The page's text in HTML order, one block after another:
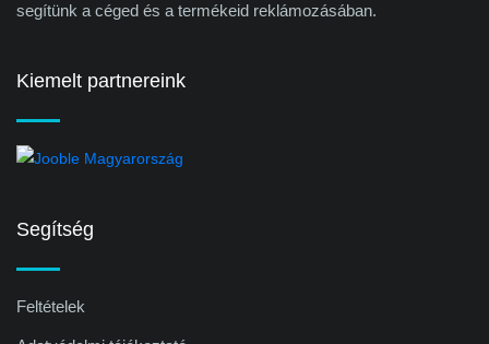
segítünk a céged és a termékeid reklámozásában.
Kiemelt partnereink
Segítség
Feltételek